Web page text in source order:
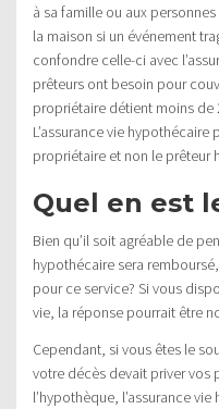
à sa famille ou aux
la maison si un événement
confondre celle-ci avec
prêteurs ont besoin pour
propriétaire détient moins de
L’assurance vie
propriétaire et non le prêteur
Quel en est
Bien qu’il soit agréable de
hypothécaire sera
pour ce service? Si vous
vie, la réponse pourrait être
Cependant, si vous êtes le
votre décès devait priver vos
l’hypothèque, l’assurance